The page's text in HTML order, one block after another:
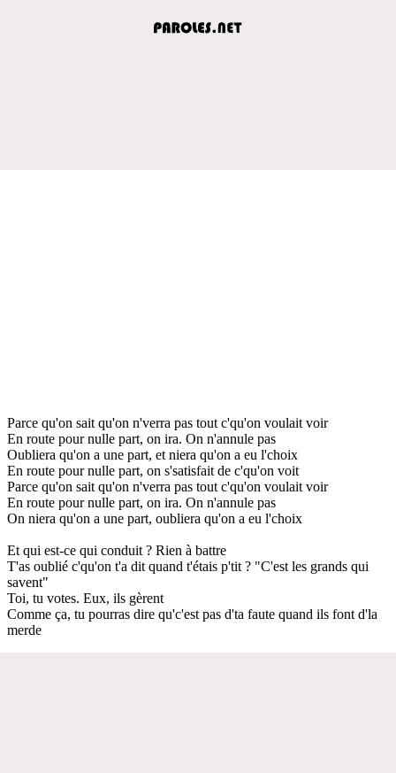
Parce qu'on sait qu'on n'verra pas tout c'qu'on voulait voir
En route pour nulle part, on ira. On n'annule pas
Oubliera qu'on a une part, et niera qu'on a eu l'choix
En route pour nulle part, on s'satisfait de c'qu'on voit
Parce qu'on sait qu'on n'verra pas tout c'qu'on voulait voir
En route pour nulle part, on ira. On n'annule pas
On niera qu'on a une part, oubliera qu'on a eu l'choix
Et qui est-ce qui conduit ? Rien à battre
T'as oublié c'qu'on t'a dit quand t'étais p'tit ? "C'est les grands qui
savent"
Toi, tu votes. Eux, ils gèrent
Comme ça, tu pourras dire qu'c'est pas d'ta faute quand ils font d'la
merde